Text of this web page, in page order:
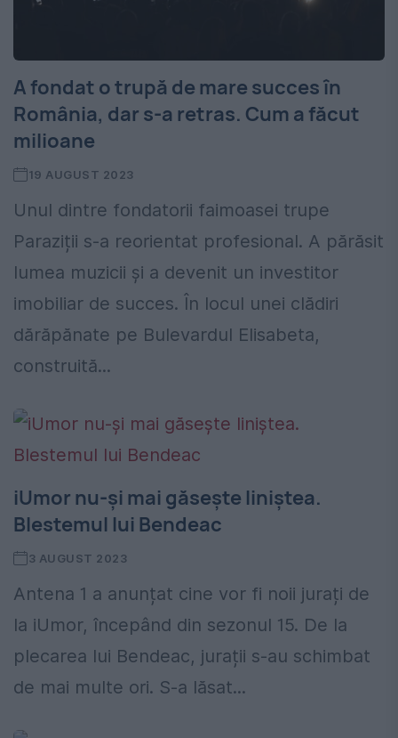
A fondat o trupă de mare succes în
România, dar s-a retras. Cum a făcut
milioane
19 AUGUST 2023
Unul dintre fondatorii faimoasei trupe
Paraziții s-a reorientat profesional. A părăsit
lumea muzicii și a devenit un investitor
imobiliar de succes. În locul unei clădiri
dărăpănate pe Bulevardul Elisabeta,
construită...
iUmor nu-și mai găsește liniștea.
Blestemul lui Bendeac
3 AUGUST 2023
Antena 1 a anunțat cine vor fi noii jurați de
la iUmor, începând din sezonul 15. De la
plecarea lui Bendeac, jurații s-au schimbat
de mai multe ori. S-a lăsat...